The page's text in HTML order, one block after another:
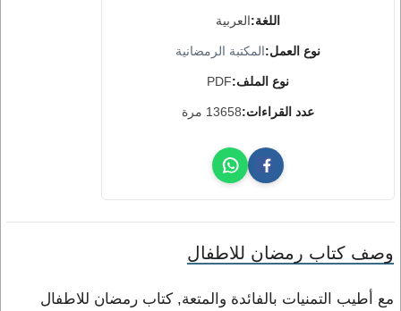
اللغة:العربية
نوع العمل:المكتبة الرمضانية
نوع الملف:PDF
عدد القراءات:13658 مرة
وصف كتاب رمضان للاطفال
مع أطيب التمنيات بالفائدة والمتعة, كتاب رمضان للاطفال